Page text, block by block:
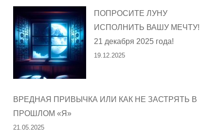
ПОПРОСИТЕ ЛУНУ
ИСПОЛНИТЬ ВАШУ МЕЧТУ!
21 декабря 2025 года!
19.12.2025
ВРЕДНАЯ ПРИВЫЧКА ИЛИ КАК НЕ ЗАСТРЯТЬ В
ПРОШЛОМ «Я»
21.05.2025